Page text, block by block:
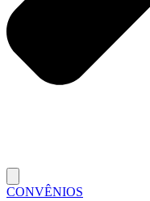
CONVÊNIOS